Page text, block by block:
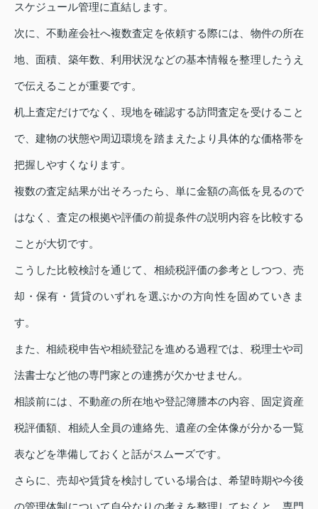
スケジュール管理に直結します。
次に、不動産会社へ複数査定を依頼する際には、物件の所在
地、面積、築年数、利用状況などの基本情報を整理したうえ
で伝えることが重要です。
机上査定だけでなく、現地を確認する訪問査定を受けること
で、建物の状態や周辺環境を踏まえたより具体的な価格帯を
把握しやすくなります。
複数の査定結果が出そろったら、単に金額の高低を見るので
はなく、査定の根拠や評価の前提条件の説明内容を比較する
ことが大切です。
こうした比較検討を通じて、相続税評価の参考としつつ、売
却・保有・賃貸のいずれを選ぶかの方向性を固めていきま
す。
また、相続税申告や相続登記を進める過程では、税理士や司
法書士など他の専門家との連携が欠かせません。
相談前には、不動産の所在地や登記簿謄本の内容、固定資産
税評価額、相続人全員の連絡先、遺産の全体像が分かる一覧
表などを準備しておくと話がスムーズです。
さらに、売却や賃貸を検討している場合は、希望時期や今後